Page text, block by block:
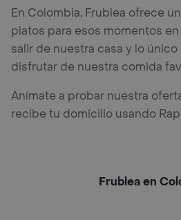
En Colombia, Frublea ofrece
platos para esos momentos
salir de nuestra casa y lo
disfrutar de nuestra comida
Anímate a probar nuestra
recibe tu domicilio usando
Frublea en